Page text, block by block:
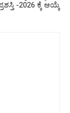
-2026 ಕ್ಕೆ ಆಯ್ಕೆ